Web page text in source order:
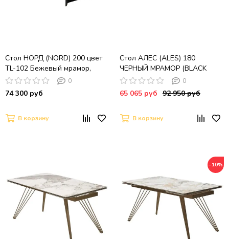
Стол НОРД (NORD) 200 цвет
TL-102 Бежевый мрамор,
испанская керамика /
ЧЕРНЫЙ, ®DISAUR
0
74 300 руб
В корзину
Стол АЛЕС (ALES) 180
ЧЕРНЫЙ МРАМОР (BLACK
GRAVE SOLID CERAMIC),
керамика / бронзовый,
®DISAUR
0
65 065 руб 92 950 руб
В корзину
−10%